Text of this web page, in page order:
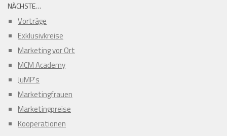
NÄCHSTE…
Vorträge
Exklusivkreise
Marketing vor Ort
MCM Academy
JuMP's
Marketingfrauen
Marketingpreise
Kooperationen